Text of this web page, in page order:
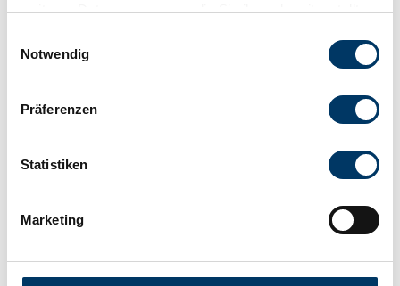
weiteren Daten zusammen, die Sie ihnen bereitgestellt
gesammelt haben. Sie geben Einwilligung zu unseren
Cookies, wenn Sie unsere Webseite weiterhin nutzen.
Notwendig
Präferenzen
Statistiken
Marketing
Darf ein Tankgutschein jeden Monat
Der Arbeitgeber kann für seine Arbeitnehmer jeden Monat
Tankgutscheine ausstellen, solange der Einzelwert nicht die
Arbeitnehmer bereits einen Tankgutschein von 44,00 Euro erhalten
hat, dann kann er keine weiteren Sachbezüge in diesem Monat
Sie nutzen schon erfolgreich
und suchen weitere
Dann starten Sie doch eineI❤ MY JOB-Kampagnein Ihrem
Unternehmen. Unser Kooperationspartner Vorsorgepartner.ag